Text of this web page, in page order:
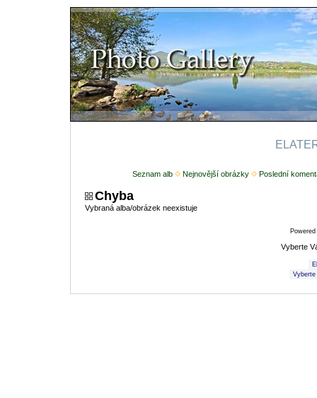
Seznam alb Nejnovější obrázky Poslední
Chyba
Vybraná alba/obrázek neexistuje
Vyberte